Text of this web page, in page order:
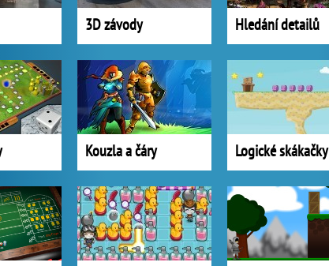
3D závody Hledání detailů
Kouzla a čáry Logické skákačky